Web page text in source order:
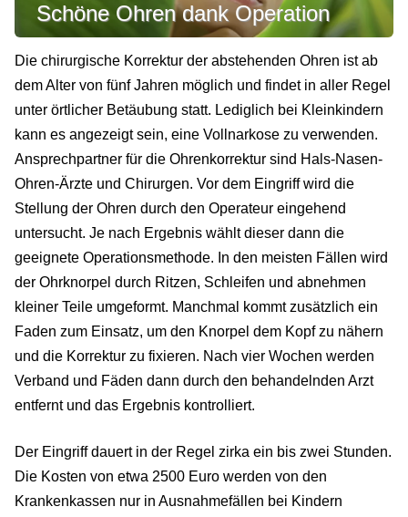
Schöne Ohren dank Operation
Die chirurgische Korrektur der abstehenden Ohren ist ab
dem Alter von fünf Jahren möglich und findet in aller Regel
unter örtlicher Betäubung statt. Lediglich bei Kleinkindern
kann es angezeigt sein, eine Vollnarkose zu verwenden.
Ansprechpartner für die Ohrenkorrektur sind Hals-Nasen-
Ohren-Ärzte und Chirurgen. Vor dem Eingriff wird die
Stellung der Ohren durch den Operateur eingehend
untersucht. Je nach Ergebnis wählt dieser dann die
geeignete Operationsmethode. In den meisten Fällen wird
der Ohrknorpel durch Ritzen, Schleifen und abnehmen
kleiner Teile umgeformt. Manchmal kommt zusätzlich ein
Faden zum Einsatz, um den Knorpel dem Kopf zu nähern
und die Korrektur zu fixieren. Nach vier Wochen werden
Verband und Fäden dann durch den behandelnden Arzt
entfernt und das Ergebnis kontrolliert.
Der Eingriff dauert in der Regel zirka ein bis zwei Stunden.
Die Kosten von etwa 2500 Euro werden von den
Krankenkassen nur in Ausnahmefällen bei Kindern